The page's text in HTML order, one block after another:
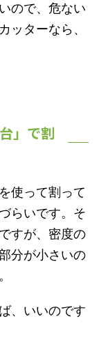
ので、危ない
ッターなら、
」で割
使って割って
らいです。そ
すが、密度の
分が小さいの
、いいのです